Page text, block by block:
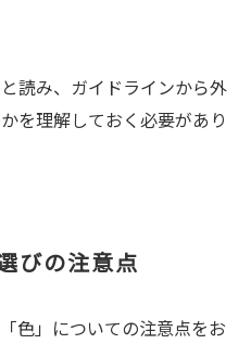
読み、ガイドラインから外
を理解しておく必要があり
びの注意点
色」についての注意点をお